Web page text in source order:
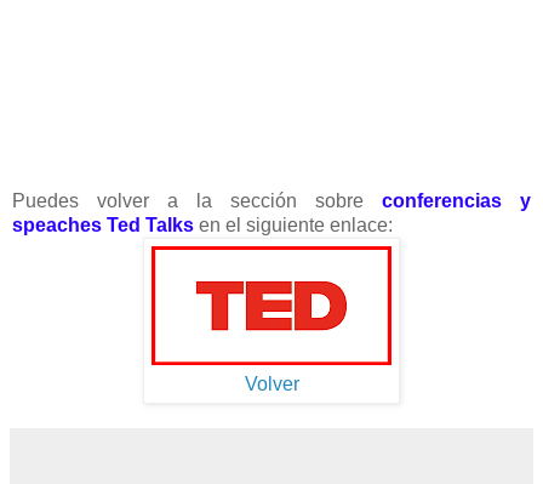
Puedes volver a la sección sobre conferencias y
speaches Ted Talks en el siguiente enlace:
Volver